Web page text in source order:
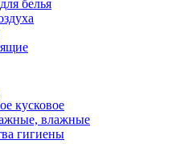
белья
кусковое
влажные
гигиены